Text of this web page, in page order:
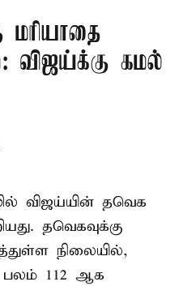
மரியாதை
விஜய்க்கு கமல்
விஜய்யின் தவெக
தவெகவுக்கு
நிலையில்,
112 ஆக